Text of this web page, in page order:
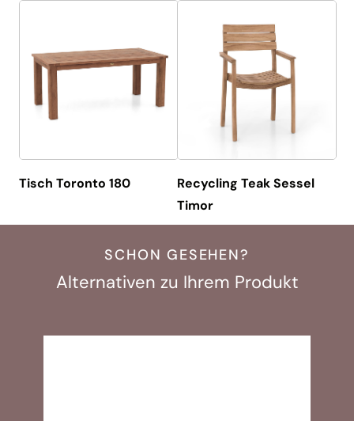
Tisch Toronto 180
Recycling Teak Sessel
Timor
SCHON GESEHEN?
Alternativen zu Ihrem Produkt